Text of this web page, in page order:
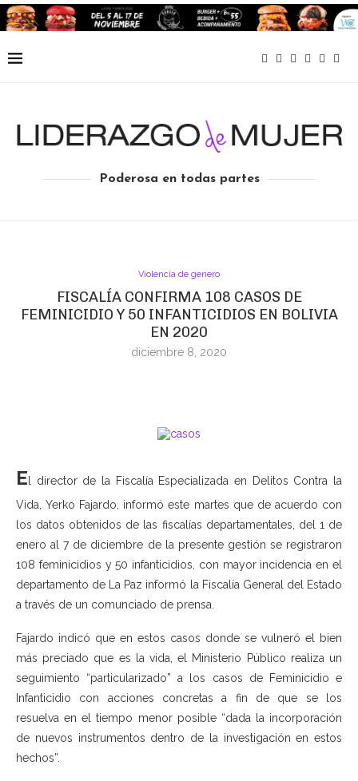
Poderosa en todas partes
Violencia de genero
FISCALÍA CONFIRMA 108 CASOS DE
FEMINICIDIO Y 50 INFANTICIDIOS EN BOLIVIA
EN 2020
diciembre 8, 2020
El director de la Fiscalía Especializada en Delitos Contra la
Vida, Yerko Fajardo, informó este martes que de acuerdo con
los datos obtenidos de las fiscalías departamentales, del 1 de
enero al 7 de diciembre de la presente gestión se registraron
108 feminicidios y 50 infanticidios, con mayor incidencia en el
departamento de La Paz informó la Fiscalía General del Estado
a través de un comunciado de prensa.
Fajardo indicó que en estos casos donde se vulneró el bien
más preciado que es la vida, el Ministerio Público realiza un
seguimiento “particularizado” a los casos de Feminicidio e
Infanticidio con acciones concretas a fin de que se los
resuelva en el tiempo menor posible “dada la incorporación
de nuevos instrumentos dentro de la investigación en estos
hechos”.